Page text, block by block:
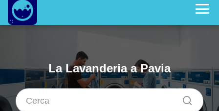
La Lavanderia a Pavia